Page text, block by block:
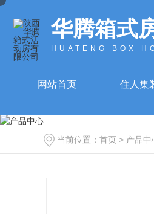
华腾箱式
HUATENG BOX
网站首页 住人集
当前位置： 首页 > 产品中